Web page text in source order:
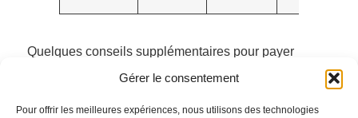
Gérer le consentement
Pour offrir les meilleures expériences, nous utilisons des technologies
Quelques conseils supplémentaires pour payer
moins tout en restant bien couvert :